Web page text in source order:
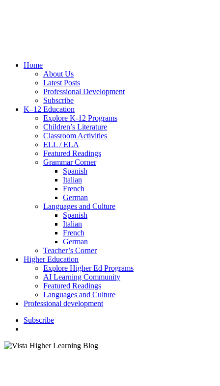
search
Menu
Home
About Us
Latest Posts
Professional Development
Subscribe
K–12 Education
Explore K-12 Programs
Children’s Literature
Classroom Activities
ELL / ELA
Featured Readings
Grammar Corner
Spanish
Italian
French
German
Languages and Culture
Spanish
Italian
French
German
Teacher’s Corner
Higher Education
Explore Higher Ed Programs
AI Learning Community
Featured Readings
Languages and Culture
Professional development
Subscribe